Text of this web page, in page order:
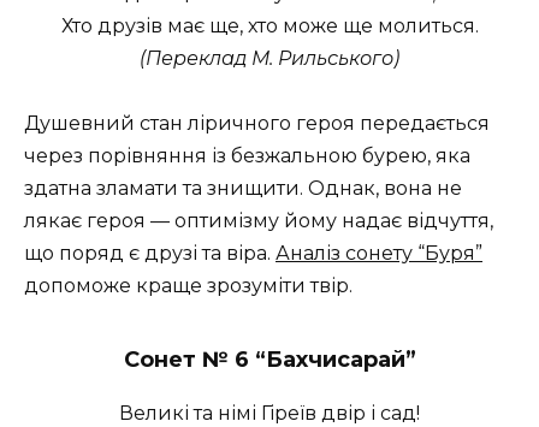
Хто друзів має ще, хто може ще молиться.
(Переклад М. Рильського)
Душевний стан ліричного героя передається
через порівняння із безжальною бурею, яка
здатна зламати та знищити. Однак, вона не
лякає героя — оптимізму йому надає відчуття,
що поряд є друзі та віра. Аналіз сонету “Буря”
допоможе краще зрозуміти твір.
Сонет № 6 “Бахчисарай”
Великі та німі Гіреїв двір і сад!